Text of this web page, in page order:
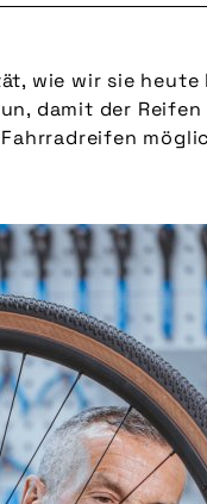
wie wir sie heute
damit der